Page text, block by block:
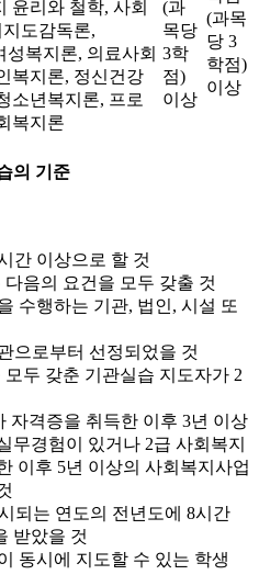
윤리와 철학, 사회
도감독론,
복지론, 의료사회
복지론, 정신건강
소년복지론, 프로
복지론
(과
목당
3학
점)
이상
(과목
당 3
학점)
이상
의 기준
간 이상으로 할 것
음의 요건을 모두 갖출 것
수행하는 기관, 법인, 시설 또
으로부터 선정되었을 것
두 갖춘 기관실습 지도자가 2
자격증을 취득한 이후 3년 이상
무경험이 있거나 2급 사회복지
이후 5년 이상의 사회복지사업
되는 연도의 전년도에 8시간
받았을 것
동시에 지도할 수 있는 학생